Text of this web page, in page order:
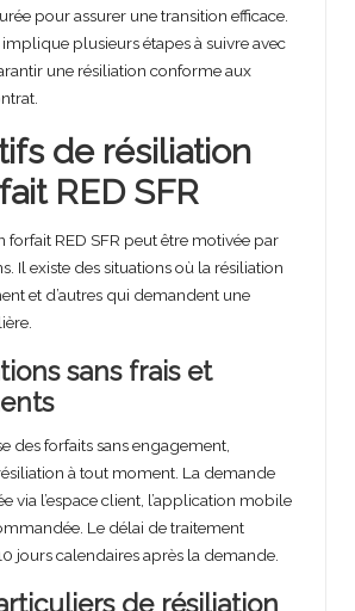
pour assurer une transition efficace.
plusieurs étapes à suivre avec
une résiliation conforme aux
de résiliation
RED SFR
forfait RED SFR peut être motivée par
Il existe des situations où la résiliation
et d’autres qui demandent une
sans frais et
des forfaits sans engagement,
à tout moment. La demande
via l’espace client, l’application mobile
Le délai de traitement
jours calendaires après la demande.
de résiliation